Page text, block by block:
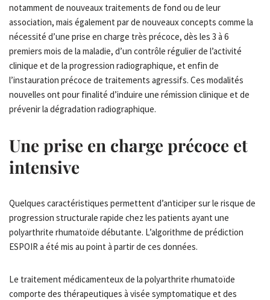
notamment de nouveaux traitements de fond ou de leur
association, mais également par de nouveaux concepts comme la
nécessité d’une prise en charge très précoce, dès les 3 à 6
premiers mois de la maladie, d’un contrôle régulier de l’activité
clinique et de la progression radiographique, et enfin de
l’instauration précoce de traitements agressifs. Ces modalités
nouvelles ont pour finalité d’induire une rémission clinique et de
prévenir la dégradation radiographique.
Une prise en charge précoce et
intensive
Quelques caractéristiques permettent d’anticiper sur le risque de
progression structurale rapide chez les patients ayant une
polyarthrite rhumatoïde débutante. L’algorithme de prédiction
ESPOIR a été mis au point à partir de ces données.
Le traitement médicamenteux de la polyarthrite rhumatoïde
comporte des thérapeutiques à visée symptomatique et des